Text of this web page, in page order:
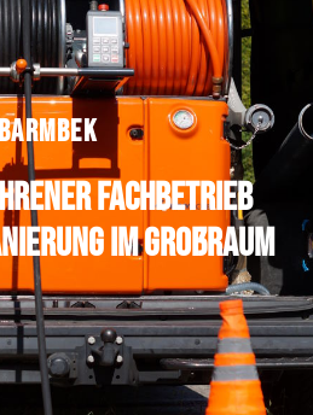
Fachbetrieb
im Großraum